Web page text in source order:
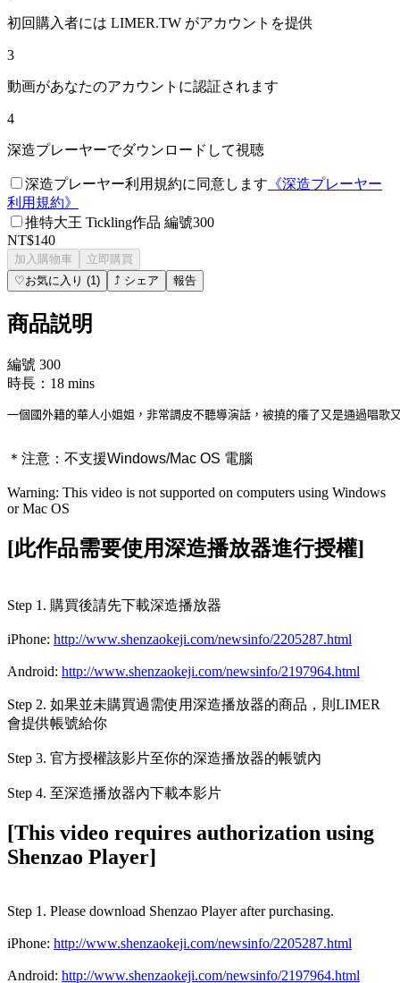
初回購入者には LIMER.TW がアカウントを提供
3
動画があなたのアカウントに認証されます
4
深造プレーヤーでダウンロードして視聴
深造プレーヤー利用規約に同意します 《深造プレーヤー
利用規約》
推特大王 Tickling作品 編號300
NT$140
加入購物車
立即購買
♡お気に入り (1 ) ⤴ シェア 報告
商品説明
編號 300
時長：18 mins
一個國外籍的華人小姐姐，非常調皮不聽導演話，被撓的癢了又是通過唱
＊注意： 不支援Windows/Mac OS 電腦
Warning: This video is not supported on computers using Windows
or Mac OS
[此作品需要使用深造播放器進行授權]
Step 1. 購買後請先下載深造播放器
iPhone: http://www.shenzaokeji.com/newsinfo/2205287.html
Android: http://www.shenzaokeji.com/newsinfo/2197964.html
Step 2. 如果並未購買過需使用深造播放器的商品，則LIMER
會提供帳號給你
Step 3. 官方授權該影片至你的深造播放器的帳號內
Step 4. 至深造播放器內下載本影片
[This video requires authorization using
Shenzao Player]
Step 1. Please download Shenzao Player after purchasing.
iPhone: http://www.shenzaokeji.com/newsinfo/2205287.html
Android: http://www.shenzaokeji.com/newsinfo/2197964.html